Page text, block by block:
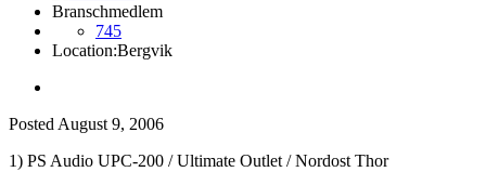
Branschmedlem
745
Location:Bergvik
Posted August 9, 2006
1) PS Audio UPC-200 / Ultimate Outlet / Nordost Thor